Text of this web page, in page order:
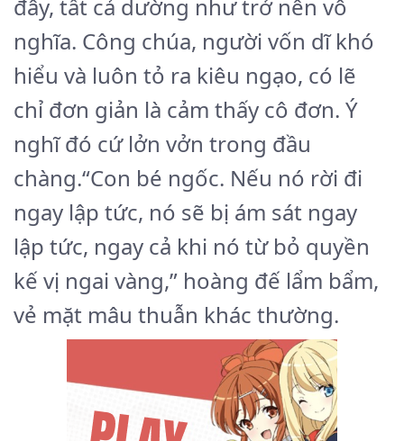
đây, tất cả dường như trở nên vô
nghĩa. Công chúa, người vốn dĩ khó
hiểu và luôn tỏ ra kiêu ngạo, có lẽ
chỉ đơn giản là cảm thấy cô đơn. Ý
nghĩ đó cứ lởn vởn trong đầu
chàng.“Con bé ngốc. Nếu nó rời đi
ngay lập tức, nó sẽ bị ám sát ngay
lập tức, ngay cả khi nó từ bỏ quyền
kế vị ngai vàng,” hoàng đế lẩm bẩm,
vẻ mặt mâu thuẫn khác thường.